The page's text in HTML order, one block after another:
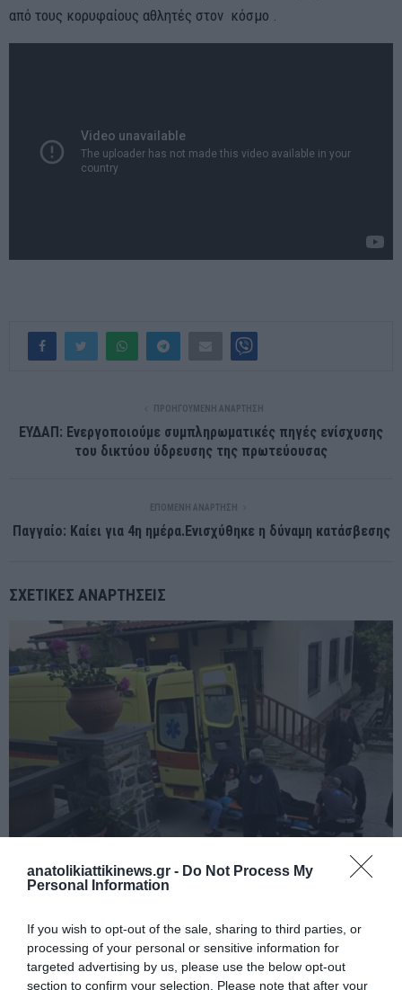
anatolikiattikinews.gr - Do Not Process My
Personal Information
If you wish to opt-out of the sale, sharing to third parties, or
processing of your personal or sensitive information for
targeted advertising by us, please use the below opt-out
section to confirm your selection. Please note that after your
από τους κορυφαίους αθλητές στον κόσμο .
ΠΡΟΗΓΟΎΜΕΝΗ ΑΝΆΡΤΗΣΗ
ΕΥΔΑΠ: Ενεργοποιούμε συμπληρωματικές πηγές ενίσχυσης
του δικτύου ύδρευσης της πρωτεύουσας
ΕΠΌΜΕΝΗ ΑΝΆΡΤΗΣΗ
Παγγαίο: Καίει για 4η ημέρα.Ενισχύθηκε η δύναμη κατάσβεσης
ΣΧΕΤΙΚΈΣ ΑΝΑΡΤΉΣΕΙΣ